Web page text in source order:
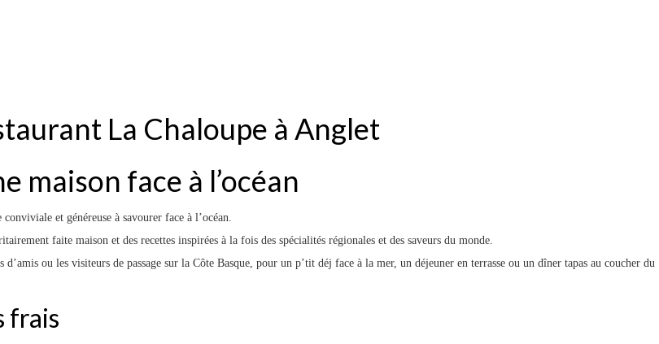
La Chaloupe à Anglet
maison face à l’océan
et généreuse à savourer face à l’océan.
faite maison et des recettes inspirées à la fois des spécialités régionales et des saveurs du monde.
ou les visiteurs de passage sur la Côte Basque, pour un p’tit déj face à la mer, un déjeuner en terrasse ou un dîner tapas au coucher du
frais